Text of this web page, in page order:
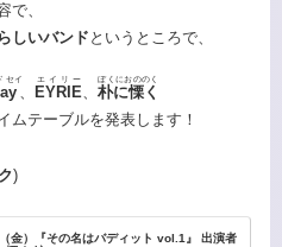
で、
しいバンド というところで、
セイ
、 EYRIE
エイリー
、 朴に慄く
ぼくにおののく
ムテーブルを発表します！
)
金）『その名はバディット vol.1』 出演者